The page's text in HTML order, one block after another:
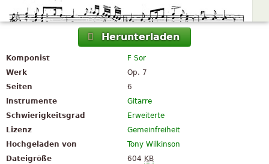
Herunterladen
Komponist
F Sor
Werk
Op. 7
Seiten
6
Instrumente
Gitarre
Schwierigkeitsgrad
Erweiterte
Lizenz
Gemeinfreiheit
Hochgeladen von
Tony Wilkinson
Dateigröße
604 KB